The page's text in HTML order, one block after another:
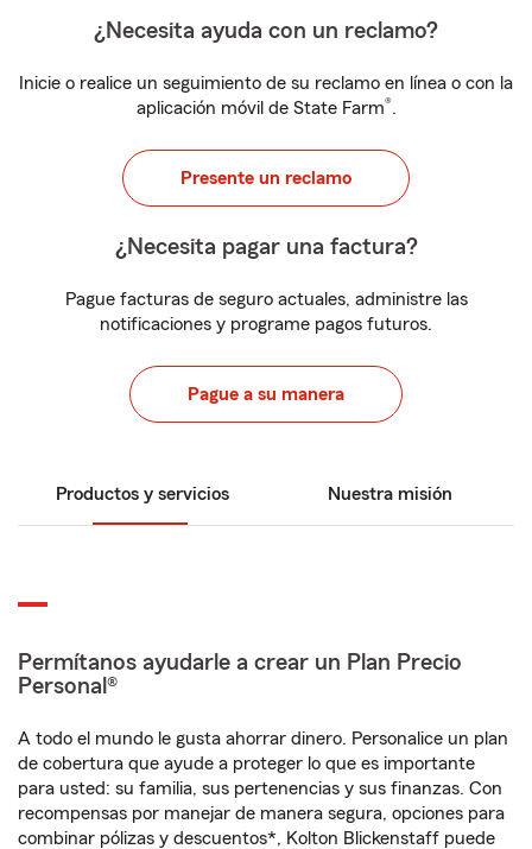
¿Necesita ayuda con un reclamo?
Inicie o realice un seguimiento de su reclamo en línea o con la
aplicación móvil de State Farm®.
Presente un reclamo
¿Necesita pagar una factura?
Pague facturas de seguro actuales, administre las
notificaciones y programe pagos futuros.
Pague a su manera
Productos y servicios Nuestra misión
Permítanos ayudarle a crear un Plan Precio
Personal®
A todo el mundo le gusta ahorrar dinero. Personalice un plan
de cobertura que ayude a proteger lo que es importante
para usted: su familia, sus pertenencias y sus finanzas. Con
recompensas por manejar de manera segura, opciones para
combinar pólizas y descuentos*, Kolton Blickenstaff puede